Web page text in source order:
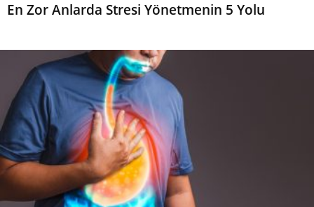
En Zor Anlarda Stresi Yönetmenin 5 Yolu